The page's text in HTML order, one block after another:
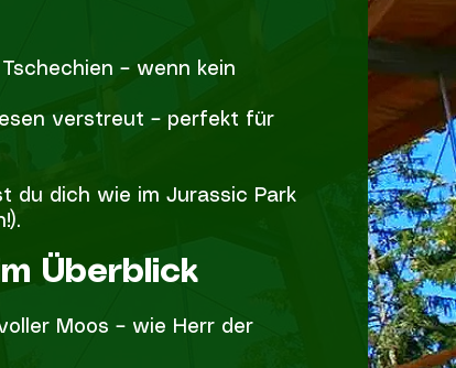
– wenn kein
verstreut – perfekt für
du dich wie im Jurassic Park
Überblick
Moos – wie Herr der